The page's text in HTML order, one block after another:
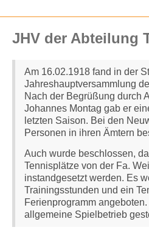
JHV der Abteilung
Am 16.02.1918 fand in der
Jahreshauptversammlung
Nach der Begrüßung durch
Johannes Montag gab er
letzten Saison. Bei den
Personen in ihren Ämtern
Auch wurde beschlossen,
Tennisplätze von der Fa.
instandgesetzt werden. Es
Trainingsstunden und ein
Ferienprogramm angeboten.
allgemeine Spielbetrieb